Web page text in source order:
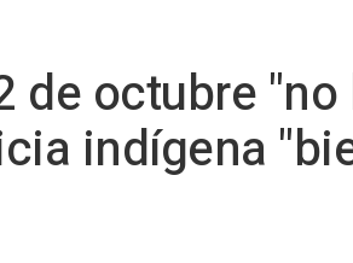
de octubre
indígena